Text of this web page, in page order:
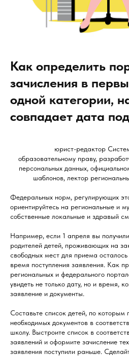
Как определить
зачисления в
одной категории,
совпадает дата
юрист-редактор
образовательному праву,
персональных данных,
шаблонов, лектор
Федеральных норм, регулирующих
ориентируйтесь на региональные и
собственные локальные и здравый
Например, если 1 апреля вы
родителей детей, проживающих на
свободных мест для приема
время поступления заявления. Как
региональных и федерального
увидеть не только дату, но и время,
заявление и документы.
Составьте список детей, по которым
необходимых документов в
школу. Выстроите список в
заявлений и оформите зачисление
заявления поступили раньше.